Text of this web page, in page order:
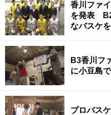
香川ファ
を発表
なバスケを
B3香川フ
に小豆島
プロバス